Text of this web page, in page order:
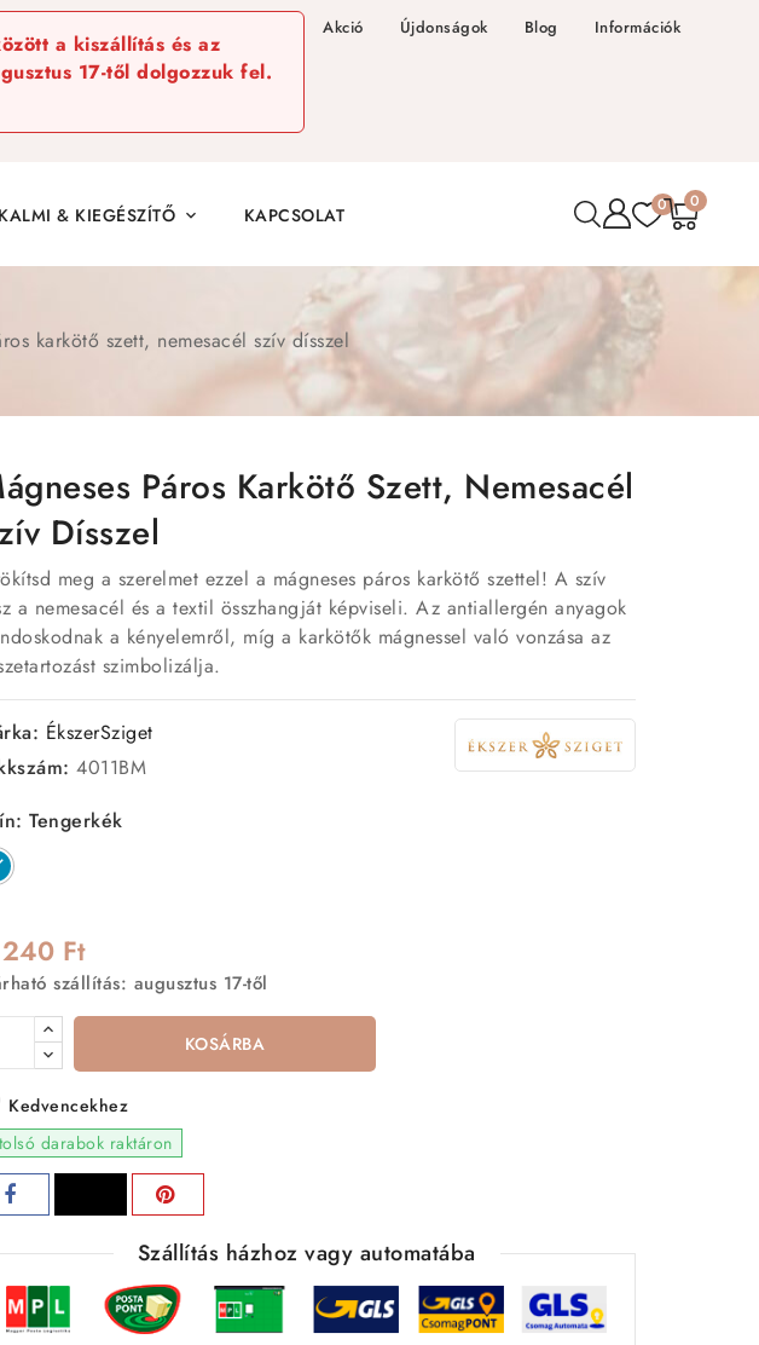
a kiszállítás és az
17-től dolgozzuk fel.
Akció Újdonságok Blog Információk
& KIEGÉSZÍTŐ  KAPCSOLAT 0 0
karkötő szett, nemesacél szív dísszel
Páros Karkötő Szett, Nemesacél
Dísszel
meg a szerelmet ezzel a mágneses páros karkötő szettel! A szív
a nemesacél és a textil összhangját képviseli. Az antiallergén anyagok
a kényelemről, míg a karkötők mágnessel való vonzása az
szimbolizálja.
ÉkszerSziget
4011BM
Tengerkék
Ft
szállítás: augusztus 17-től
KOSÁRBA
Kedvencekhez
darabok raktáron
Szállítás házhoz vagy automatába